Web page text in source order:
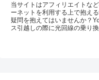
当サイトはアフィリエイトな
ーネットを利用する上で抱え
疑問を抱えてはいませんか？
ス引越しの際に光回線の乗り